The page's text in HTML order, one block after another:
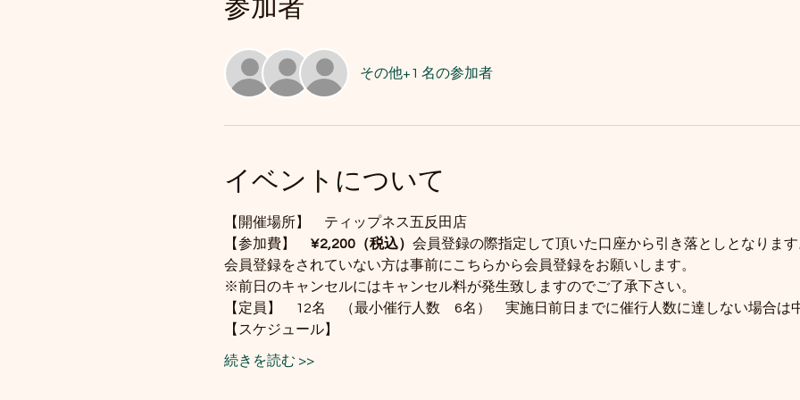
参加者
その他+1 名の参加者
イベントについて
【開催場所】　ティップネス五反田店
【参加費】 ¥2,200（税込） 会員登録の際指定して頂いた口座から引き落としとなります
会員登録をされていない方は事前にこちらから会員登録をお願いします。
※前日のキャンセルにはキャンセル料が発生致しますのでご了承下さい。
【定員】　12名　（最小催行人数　6名）　実施日前日までに催行人数に達しない場合は
【スケジュール】
続きを読む >>